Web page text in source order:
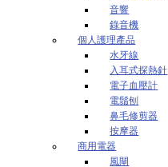
音響
錄音機
個人護理產品
水牙線
入耳式探熱針
電子血壓計
電鬚刨
鼻毛修剪器
按摩器
商用電器
風閘